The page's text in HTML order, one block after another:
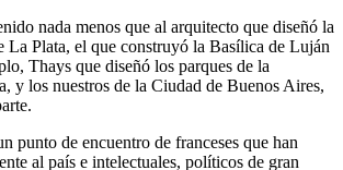
nada menos que al arquitecto que diseñó la
La Plata, el que construyó la Basílica de Luján
Thays que diseñó los parques de la
y los nuestros de la Ciudad de Buenos Aires,
punto de encuentro de franceses que han
al país e intelectuales, políticos de gran